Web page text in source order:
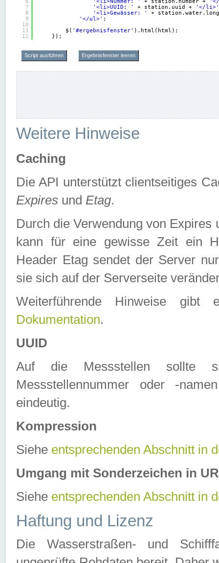
7
8
9
10
11
12
'<li>UUID: '
+ station.uuid +
'</li>'
'<li>Gewässer: '
+
'</ul>' ;
$( '#ergebnisfenster' ).html(html);
});
Script ausführen Ergebnisfenster leeren
Weitere Hinweise
Caching
Die API unterstützt clientseitiges
Expires und Etag.
Durch die Verwendung von
kann für eine gewisse Zeit ein
Header Etag sendet der Server
sie sich auf der Serverseite
Weiterführende Hinweise
Dokumentation.
UUID
Auf die Messstellen sollte
Messstellennummer oder -
eindeutig.
Kompression
Siehe entsprechenden Abschnitt in
Umgang mit Sonderzeichen in
Siehe entsprechenden Abschnitt in
Haftung und Lizenz
Die Wasserstraßen- und